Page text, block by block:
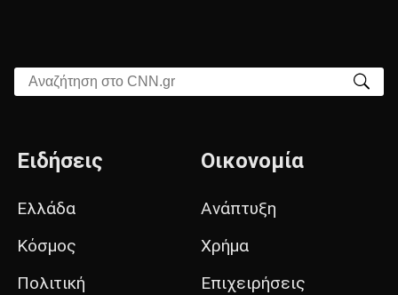
Αναζήτηση στο CNN.gr
Ειδήσεις
Ελλάδα
Κόσμος
Πολιτική
Οικονομία
Ανάπτυξη
Χρήμα
Επιχειρήσεις